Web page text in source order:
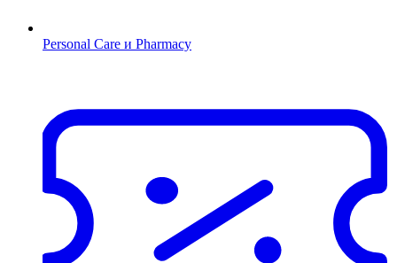
Personal Care и Pharmacy